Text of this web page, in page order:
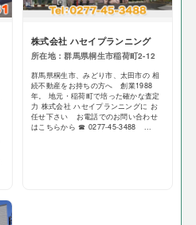
株式会社 ハセイプランニング
所在地：群馬県桐生市稲荷町2-12
群馬県桐生市、みどり市、太田市の 相
続不動産をお持ちの方へ 創業1988
年。 地元・稲荷町で培った確かな査定
力 株式会社 ハセイプランニングに お
任せ下さい お電話でのお問い合わせ
はこちらから ☎ 0277-45-3488 ...